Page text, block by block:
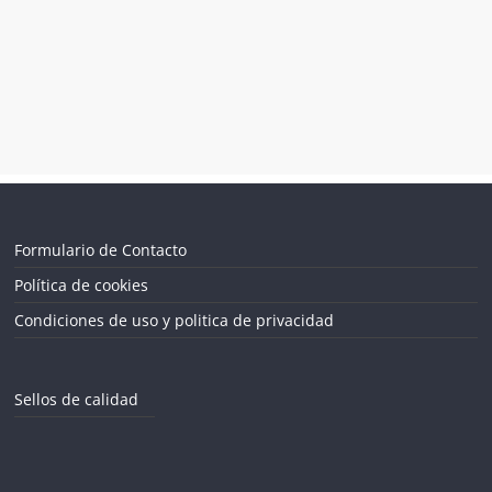
Formulario de Contacto
Política de cookies
Condiciones de uso y politica de privacidad
Sellos de calidad